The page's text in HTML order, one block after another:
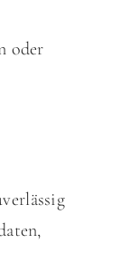
oder